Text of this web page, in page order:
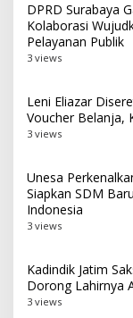
DPRD Surabaya
Kolaborasi
Pelayanan Publik
3 views
Leni Eliazar
Voucher Belanja,
3 views
Unesa
Siapkan SDM
Indonesia
3 views
Kadindik Jatim
Dorong Lahirnya
3 views